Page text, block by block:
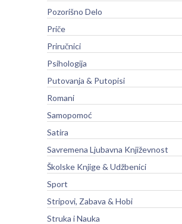
Pozorišno Delo
Priče
Priručnici
Psihologija
Putovanja & Putopisi
Romani
Samopomoć
Satira
Savremena Ljubavna Književnost
Školske Knjige & Udžbenici
Sport
Stripovi, Zabava & Hobi
Struka i Nauka